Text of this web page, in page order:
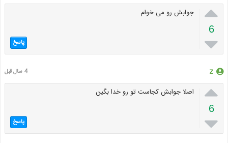

6

جوابش رو می خوام
پاسخ
z 4 سال قبل

6

اصلا جوابش کجاست تو رو خدا بگین
پاسخ